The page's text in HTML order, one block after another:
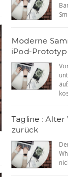
Moderne
iPod-Prototyp
Tagline :
zurück